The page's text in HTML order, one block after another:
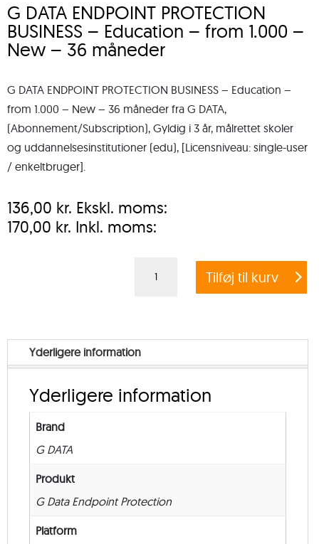
G DATA ENDPOINT PROTECTION
BUSINESS – Education – from 1.000 –
New – 36 måneder
G DATA ENDPOINT PROTECTION BUSINESS – Education –
from 1.000 – New – 36 måneder fra G DATA,
(Abonnement/Subscription), Gyldig i 3 år, målrettet skoler
og uddannelsesinstitutioner (edu), [Licensniveau: single-user
/ enkeltbruger].
136,00 kr. Ekskl. moms:
170,00 kr. Inkl. moms:
BUSINESS
–
–
–
36
Tilføj til kurv
Yderligere information
Yderligere information
Brand
G DATA
Produkt
G Data Endpoint Protection
Platform